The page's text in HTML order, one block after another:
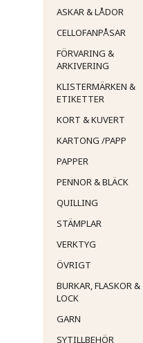
ASKAR & LÅDOR
CELLOFANPÅSAR
FÖRVARING &
ARKIVERING
KLISTERMÄRKEN &
ETIKETTER
KORT & KUVERT
KARTONG /PAPP
PAPPER
PENNOR & BLÄCK
QUILLING
STÄMPLAR
VERKTYG
ÖVRIGT
BURKAR, FLASKOR &
LOCK
GARN
SYTILLBEHÖR